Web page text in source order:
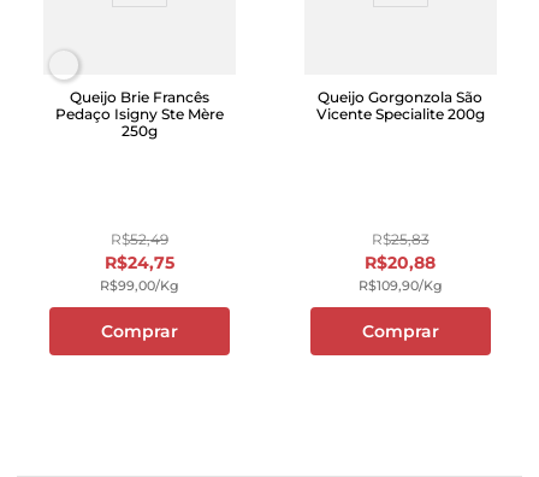
Queijo Brie Francês
Pedaço Isigny Ste Mère
250g
R$52,49
R$24,75
R$99,00/kg
Comprar
Queijo Gorgonzola São
Vicente Specialite 200g
R$25,83
R$20,88
R$109,90/kg
Comprar